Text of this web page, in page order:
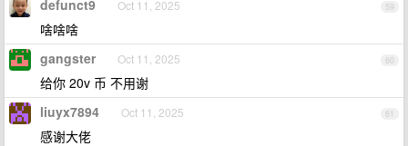
59
defunct9 Oct 11, 2025
啥啥啥
60
gangster Oct 11, 2025
给你 20v 币 不用谢
61
liuyx7894 Oct 11, 2025
感谢大佬